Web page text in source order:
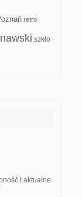
retro
szkło
i aktualne